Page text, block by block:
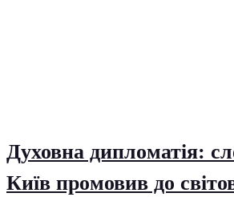
Духовна дипломатія:
Київ промовив до